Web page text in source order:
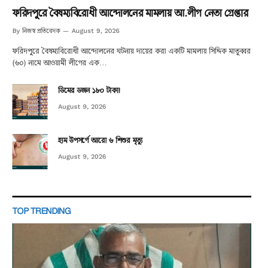
ফরিদপুরে বৈষম্যবিরোধী আন্দোলনের মামলায় আ.লীগ নেতা গ্রেপ্তার
By নিজস্ব প্রতিবেদক August 9, 2026
ফরিদপুরে বৈষম্যবিরোধী আন্দোলনের ঘটনায় দায়ের করা একটি মামলায় সিদ্দিক মাতুব্বর
(৬০) নামে আওয়ামী লীগের এক…
ডিমের ডজন ১৮০ টাকা!
August 9, 2026
হাম উপসর্গে আরো ৬ শিশুর মৃত্যু
August 9, 2026
TOP TRENDING